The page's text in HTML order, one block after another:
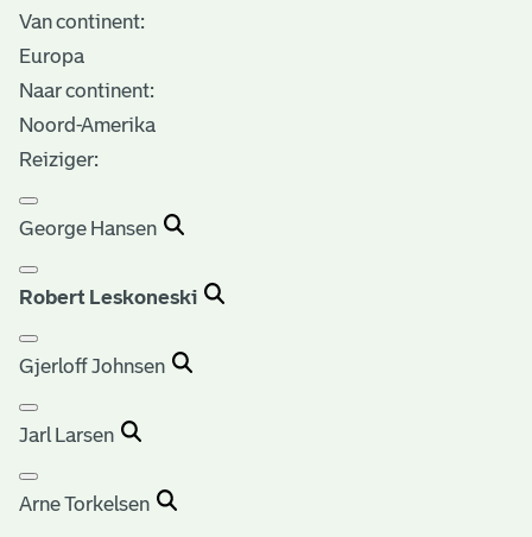
Van continent:
Europa
Naar continent:
Noord-Amerika
Reiziger:
George Hansen
Robert Leskoneski
Gjerloff Johnsen
Jarl Larsen
Arne Torkelsen